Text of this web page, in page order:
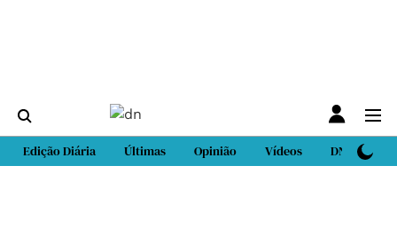
Edição Diária Últimas Opinião Vídeos DN Sport